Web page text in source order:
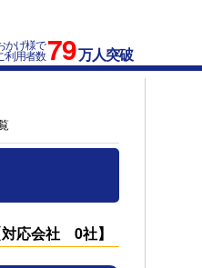
かげ様で
利用者数79万人突破
対応会社 0社】